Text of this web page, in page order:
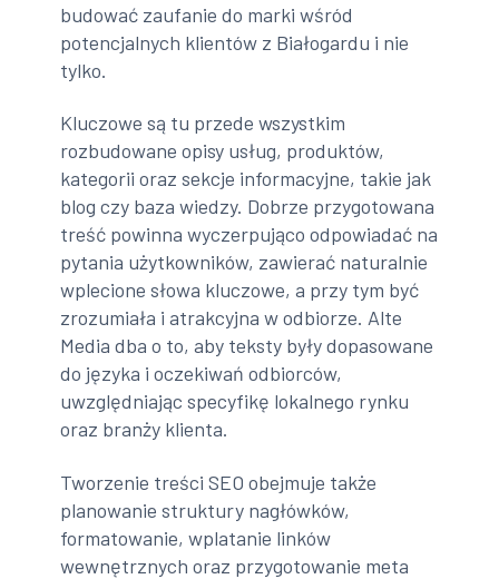
budować zaufanie do marki wśród
potencjalnych klientów z Białogardu i nie
tylko.
Kluczowe są tu przede wszystkim
rozbudowane opisy usług, produktów,
kategorii oraz sekcje informacyjne, takie jak
blog czy baza wiedzy. Dobrze przygotowana
treść powinna wyczerpująco odpowiadać na
pytania użytkowników, zawierać naturalnie
wplecione słowa kluczowe, a przy tym być
zrozumiała i atrakcyjna w odbiorze. Alte
Media dba o to, aby teksty były dopasowane
do języka i oczekiwań odbiorców,
uwzględniając specyfikę lokalnego rynku
oraz branży klienta.
Tworzenie treści SEO obejmuje także
planowanie struktury nagłówków,
formatowanie, wplatanie linków
wewnętrznych oraz przygotowanie meta